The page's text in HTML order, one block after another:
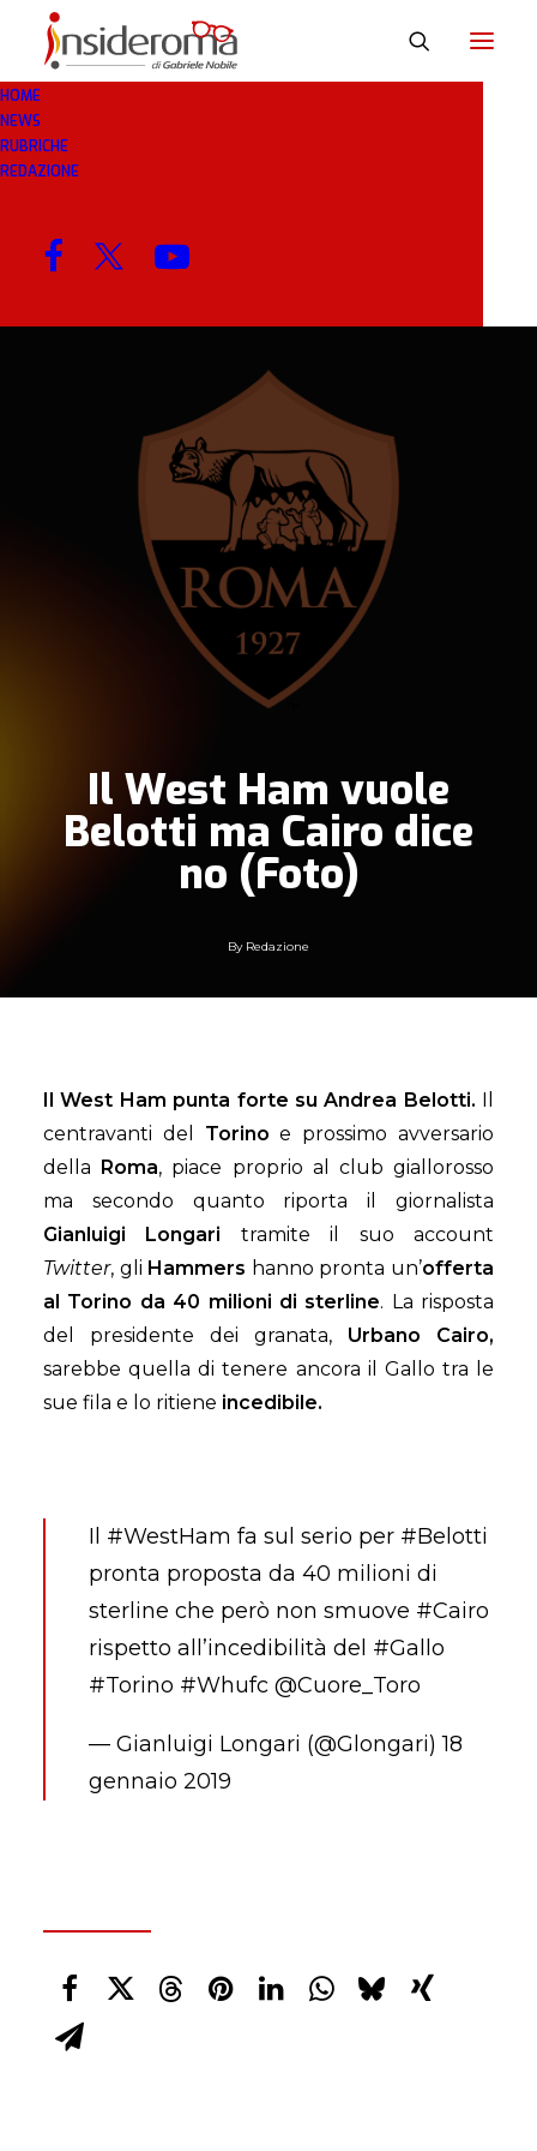
HOME
NEWS
RUBRICHE
REDAZIONE
18 GEN 2019
Il West Ham vuole
Belotti ma Cairo dice
no (Foto)
By Redazione
Il West Ham punta forte su Andrea Belotti. Il
centravanti del Torino e prossimo avversario
della Roma, piace proprio al club giallorosso
ma secondo quanto riporta il giornalista
Gianluigi Longari tramite il suo account
Twitter, gli Hammers hanno pronta un’offerta
al Torino da 40 milioni di sterline. La risposta
del presidente dei granata, Urbano Cairo,
sarebbe quella di tenere ancora il Gallo tra le
sue fila e lo ritiene incedibile.
Il #WestHam fa sul serio per #Belotti
pronta proposta da 40 milioni di
sterline che però non smuove #Cairo
rispetto all’incedibilità del #Gallo
#Torino #Whufc @Cuore_Toro
— Gianluigi Longari (@Glongari)18
gennaio 2019